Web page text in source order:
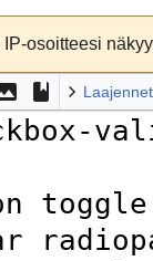
IP-osoitteesi